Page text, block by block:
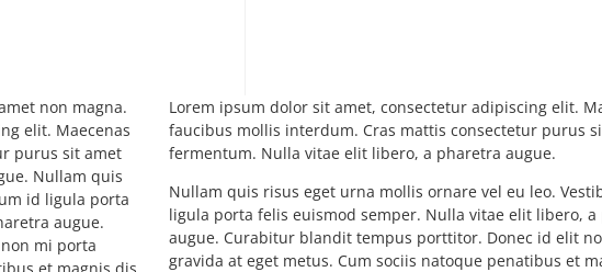
non magna.
elit. Maecenas
purus sit amet
Nullam quis
id ligula porta
augue.
mi porta
et magnis dis
elit. Maecenas
purus sit amet
fermentum. Nulla vitae elit libero, a pharetra augue.
Nullam quis risus eget urna mollis ornare vel eu leo.
ligula porta felis euismod semper. Nulla vitae elit libero, a
augue. Curabitur blandit tempus porttitor. Donec id elit
gravida at eget metus. Cum sociis natoque penatibus et